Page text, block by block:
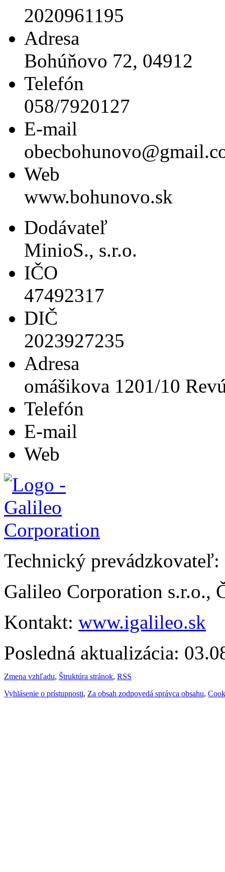
2020961195
Adresa
Bohúňovo 72, 04912
Telefón
058/7920127
E-mail
Web
www.bohunovo.sk
Dodávateľ
MinioS., s.r.o.
IČO
47492317
DIČ
2023927235
Adresa
omášikova 1201/10
Telefón
E-mail
Web
Technický prevádzkovateľ:
Galileo Corporation s.r.o.,
Kontakt: www.igalileo.sk
Posledná aktualizácia:
Zmena vzhľadu, Štruktúra stránok, RSS
Vyhlásenie o prístupnosti, Za obsah zodpovedá správca obsahu,